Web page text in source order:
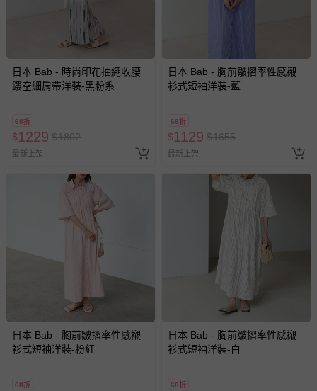
日本 Bab - 時尚印花抽繩收腰
鏤空細肩帶洋裝-黑粉系
68折
$1229 $1802
最新上架
日本 Bab - 胸前皺摺率性感襯
衫式短袖洋裝-藍
68折
$1129 $1655
最新上架
日本 Bab - 胸前皺摺率性感襯
衫式短袖洋裝-粉紅
68折
日本 Bab - 胸前皺摺率性感襯
衫式短袖洋裝-白
68折